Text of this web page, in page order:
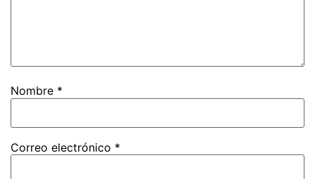
Nombre *
Correo electrónico *